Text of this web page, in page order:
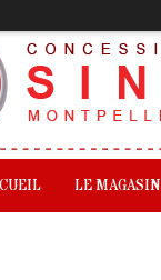
LE MAGASIN